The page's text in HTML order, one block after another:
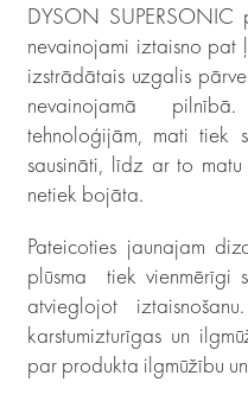
DYSON SUPERSONIC
nevainojami iztaisno pat
izstrādātais uzgalis
nevainojamā
tehnoloģijām, mati tiek
sausināti, līdz ar to
netiek bojāta.
Pateicoties jaunajam
plūsma tiek vienmērīgi
atvieglojot
karstumizturīgas un
par produkta ilgmūžību